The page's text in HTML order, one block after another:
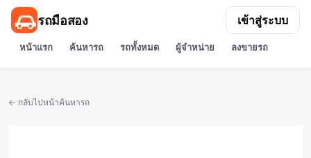
รถมือสอง
หน้าแรก ค้นหารถ รถทั้งหมด ผู้จำหน่าย ลงขายรถ
เข้าสู่ระบบ
← กลับไปหน้าค้นหารถ